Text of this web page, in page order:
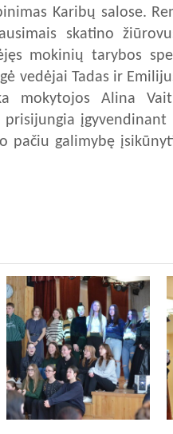
Karibų salose.
skatino
mokinių tarybos
vedėjai Tadas ir
Alina
galimybę